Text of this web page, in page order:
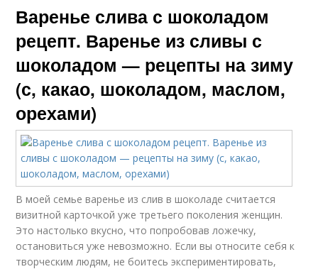
Варенье слива с шоколадом
рецепт. Варенье из сливы с
шоколадом — рецепты на зиму
(с, какао, шоколадом, маслом,
орехами)
В моей семье варенье из слив в шоколаде считается
визитной карточкой уже третьего поколения женщин.
Это настолько вкусно, что попробовав ложечку,
остановиться уже невозможно. Если вы относите себя к
творческим людям, не боитесь экспериментировать,